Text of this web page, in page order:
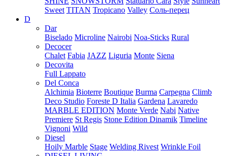
Sweet TITAN Tropicano Valley Соль-перец
D
Dar
Biselado Microline Nairobi Noa-Sticks Rural
Decocer
Chalet Fabia JAZZ Liguria Monte Siena
Decovita
Full Lappato
Del Conca
Alchimia Bioterre Boutique Burma Carpegna Climb
Deco Studio Foreste D Italia Gardena Lavaredo
MARBLE EDITION Monte Verde Nabi Native
Premiere St Regis Stone Edition Dinamik Timeline
Vignoni Wild
Diesel
Hoily Marble Stage Welding Rivest Wrinkle Foil